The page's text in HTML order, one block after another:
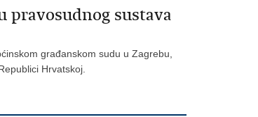
sustava
građanskom sudu u Zagrebu,
Hrvatskoj.